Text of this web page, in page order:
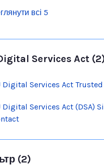
всі 5
Services Act
Digital Services Act
Digital Services Act (DSA)
(2)